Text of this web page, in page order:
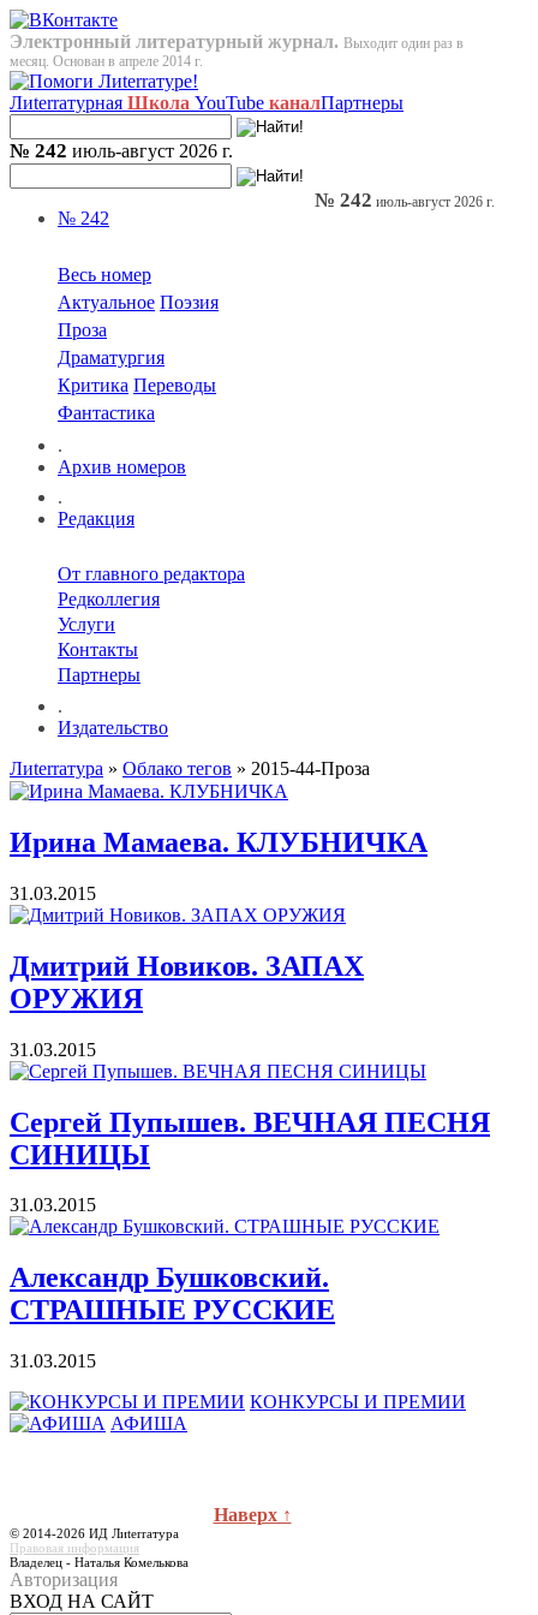
Электронный литературный журнал. Выходит один раз в
месяц. Основан в апреле 2014 г.
Лиterraтурная Школа YouTube каналПартнеры
№ 242 июль-август 2026 г.
№ 242
Весь номер
Актуальное Поэзия
Проза
Драматургия
Критика Переводы
Фантастика
.
Архив номеров
.
Редакция
От главного редактора
Редколлегия
Услуги
Контакты
Партнеры
.
Издательство
№ 242 июль-август 2026 г.
Лиterraтура » Облако тегов » 2015-44-Проза
Ирина Мамаева. КЛУБНИЧКА
31.03.2015
Дмитрий Новиков. ЗАПАХ
ОРУЖИЯ
31.03.2015
Сергей Пупышев. ВЕЧНАЯ ПЕСНЯ
СИНИЦЫ
31.03.2015
Александр Бушковский.
СТРАШНЫЕ РУССКИЕ
31.03.2015
КОНКУРСЫ И ПРЕМИИ
АФИША
Наверх ↑
© 2014-2026 ИД Лиterraтура
Правовая информация
Владелец - Наталья Комелькова
Авторизация
ВХОД НА САЙТ